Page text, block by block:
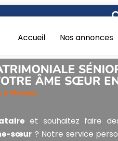
Accueil Nos annonces
ÂME SŒUR
à Menton
et souhaitez faire
sœur ? Notre service